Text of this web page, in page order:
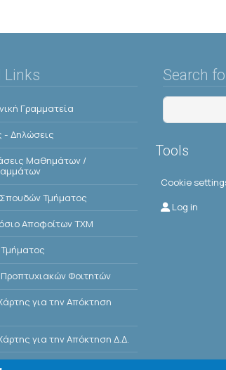
Links
Γραμματεία
- Δηλώσεις
Μαθημάτων /
Τμήματος
Αποφοίτων ΤΧΜ
Φοιτητών
για την Απόκτηση
για την Απόκτηση Δ.Δ.
Search
Αναζήτηση
Tools
Cookie
Μενού
Log in